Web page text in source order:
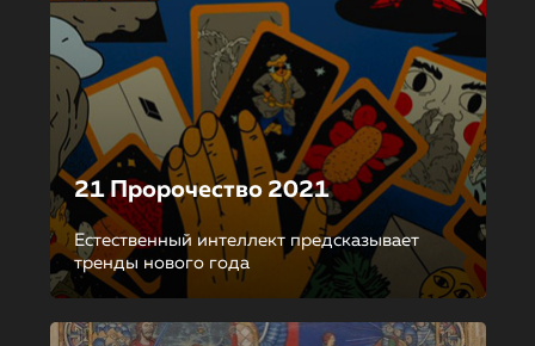
21 Пророчество 2021
Естественный интеллект предсказывает
тренды нового года